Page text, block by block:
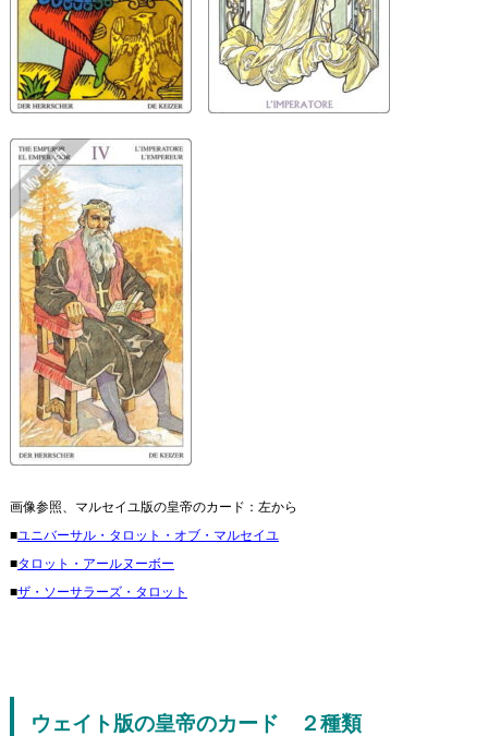
画像参照、マルセイユ版の皇帝のカード：左から
■ユニバーサル・タロット・オブ・マルセイユ
■タロット・アールヌーボー
■ザ・ソーサラーズ・タロット
ウェイト版の皇帝のカード ２種類